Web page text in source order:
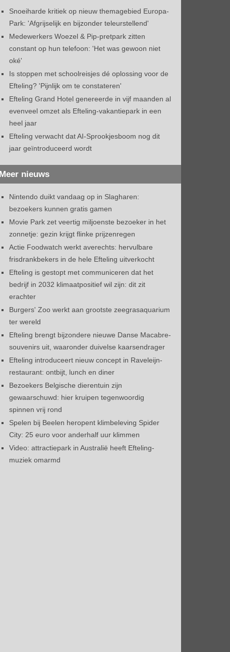
Snoeiharde kritiek op nieuw themagebied Europa-
Park: 'Afgrijselijk en bijzonder teleurstellend'
Medewerkers Woezel & Pip-pretpark zitten
constant op hun telefoon: 'Het was gewoon niet
oké'
Is stoppen met schoolreisjes dé oplossing voor de
Efteling? 'Pijnlijk om te constateren'
Efteling Grand Hotel genereerde in vijf maanden al
evenveel omzet als Efteling-vakantiepark in een
heel jaar
Efteling verwacht dat AI-Sprookjesboom nog dit
jaar geïntroduceerd wordt
Meer nieuws
Nintendo duikt vandaag op in Slagharen:
bezoekers kunnen gratis gamen
Movie Park zet veertig miljoenste bezoeker in het
zonnetje: gezin krijgt flinke prijzenregen
Actie Foodwatch werkt averechts: hervulbare
frisdrankbekers in de hele Efteling uitverkocht
Efteling is gestopt met communiceren dat het
bedrijf in 2032 klimaatpositief wil zijn: dit zit
erachter
Burgers' Zoo werkt aan grootste zeegrasaquarium
ter wereld
Efteling brengt bijzondere nieuwe Danse Macabre-
souvenirs uit, waaronder duivelse kaarsendrager
Efteling introduceert nieuw concept in Raveleijn-
restaurant: ontbijt, lunch en diner
Bezoekers Belgische dierentuin zijn
gewaarschuwd: hier kruipen tegenwoordig
spinnen vrij rond
Spelen bij Beelen heropent klimbeleving Spider
City: 25 euro voor anderhalf uur klimmen
Video: attractiepark in Australië heeft Efteling-
muziek omarmd